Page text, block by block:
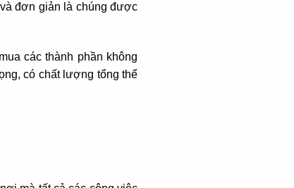
đơn giản là chúng được
các thành phần không
có chất lượng tổng thể